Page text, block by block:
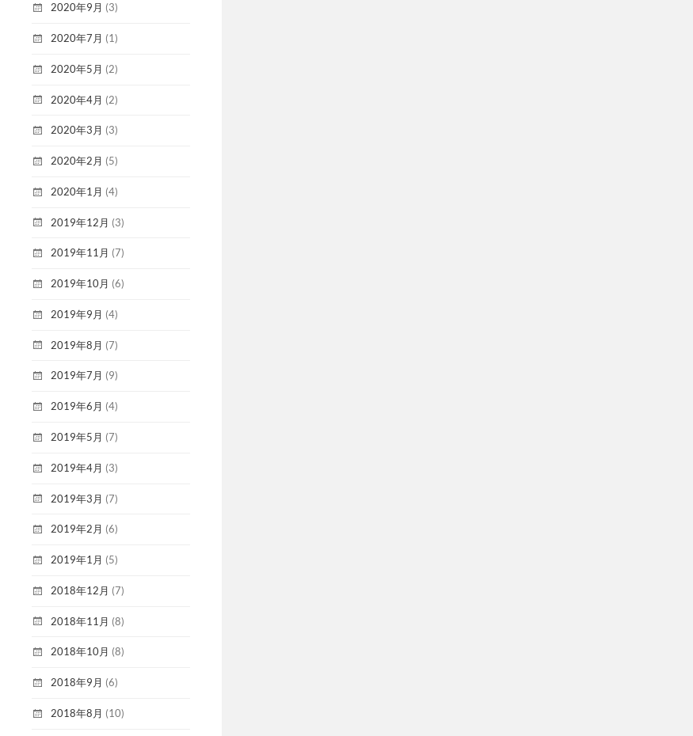
2020年9月 (3)
2020年7月 (1)
2020年5月 (2)
2020年4月 (2)
2020年3月 (3)
2020年2月 (5)
2020年1月 (4)
2019年12月 (3)
2019年11月 (7)
2019年10月 (6)
2019年9月 (4)
2019年8月 (7)
2019年7月 (9)
2019年6月 (4)
2019年5月 (7)
2019年4月 (3)
2019年3月 (7)
2019年2月 (6)
2019年1月 (5)
2018年12月 (7)
2018年11月 (8)
2018年10月 (8)
2018年9月 (6)
2018年8月 (10)